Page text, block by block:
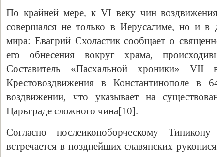
По крайней мере, к VI веку чин
совершался не только в Иерусалиме, но и в
мира: Евагрий Схоластик сообщает о
его обнесения вокруг храма,
Составитель «Пасхальной хроники» VII
Крестовоздвижения в Константинополе в
воздвижении, что указывает на
Царьграде сложного чина[10].
Согласно послеиконоборческому
встречается в позднейших славянских